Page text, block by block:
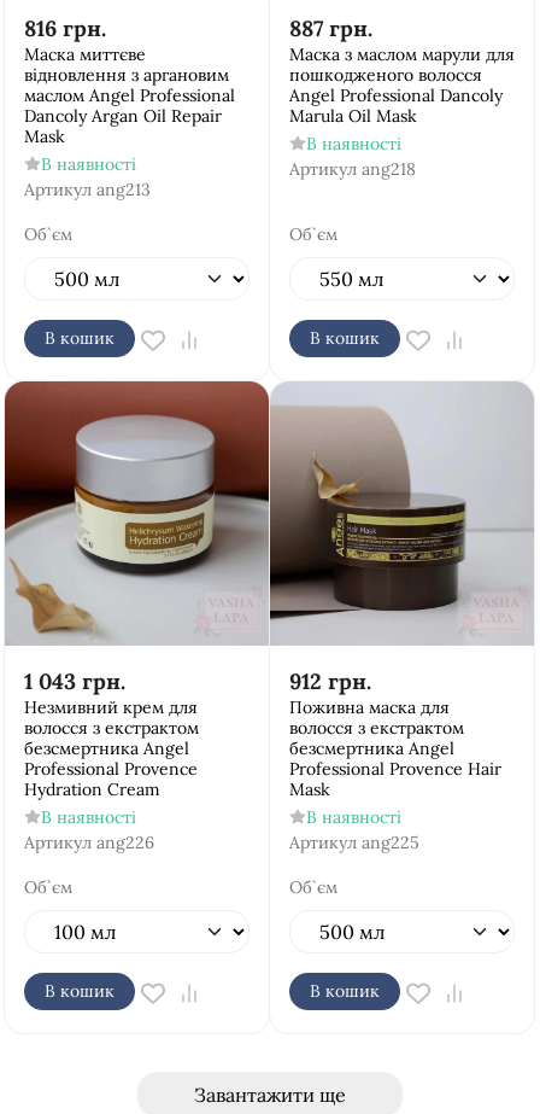
816 грн.
Маска миттєве
відновлення з аргановим
маслом Аngel Рrofessional
Dancoly Argan Oil Repair
Mask
В наявності
Артикул ang213
Об`єм
В кошик
887 грн.
Маска з маслом марули для
пошкодженого волосся
Аngel Рrofessional Dancoly
Marula Oil Mask
В наявності
Артикул ang218
Об`єм
В кошик
1 043 грн.
Незмивний крем для
волосся з екстрактом
безсмертника Аngel
Рrofessional Provence
Hydration Cream
В наявності
Артикул ang226
Об`єм
В кошик
912 грн.
Поживна маска для
волосся з екстрактом
безсмертника Аngel
Рrofessional Provence Hair
Mask
В наявності
Артикул ang225
Об`єм
В кошик
Завантажити ще